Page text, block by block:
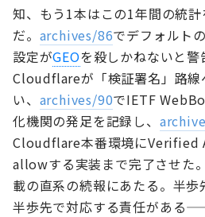
知、もう1本はこの1年間の統
だ。 archives/86でデフォルト
設定がGEOを殺しかねないと警
Cloudflareが「検証署名」路線
い、 archives/90でIETF
化機関の発足を記録し、
Cloudflare本番環境にVerified
allowする実装まで完了させた
載の直系の続報にあたる。半歩
半歩先で対応する責任がある